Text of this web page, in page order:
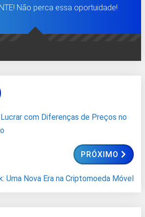
Não perca essa oportuidade!
com Diferenças de Preços no
PRÓXIMO
Uma Nova Era na Criptomoeda Móvel